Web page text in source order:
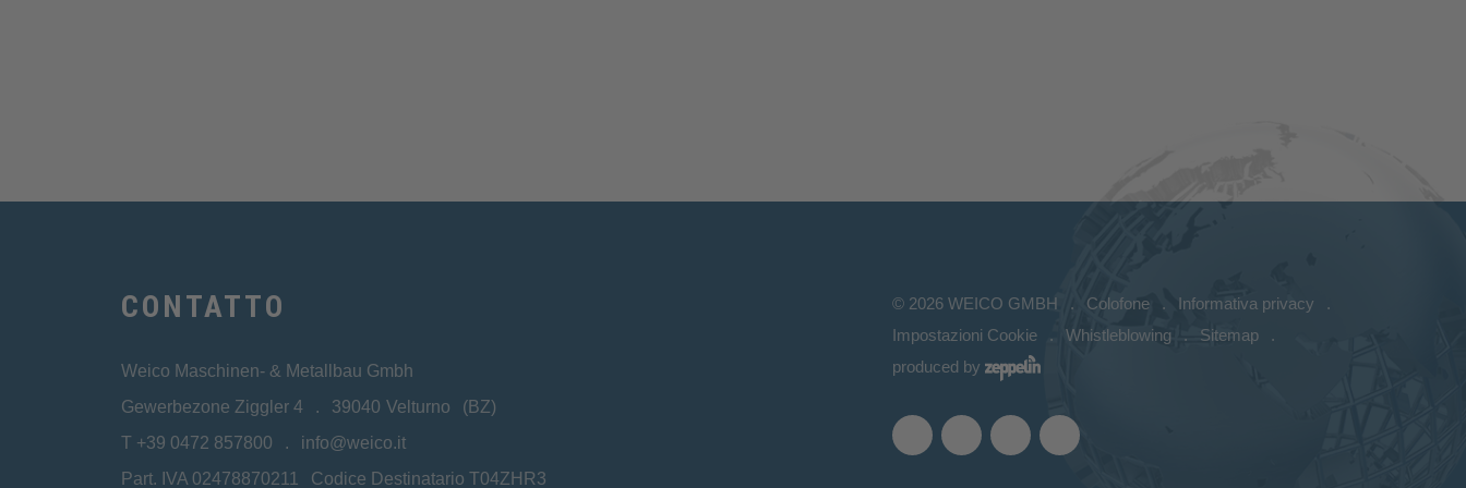
CONTATTO
Weico Maschinen- & Metallbau Gmbh
Gewerbezone Ziggler 4
39040 Velturno
(BZ)
T +39 0472 857800
info@weico.it
Part. IVA 02478870211
Codice Destinatario T04ZHR3
© 2026 WEICO GMBH Colofone
Informativa privacy
Impostazioni Cookie
Whistleblowing
Sitemap
produced by